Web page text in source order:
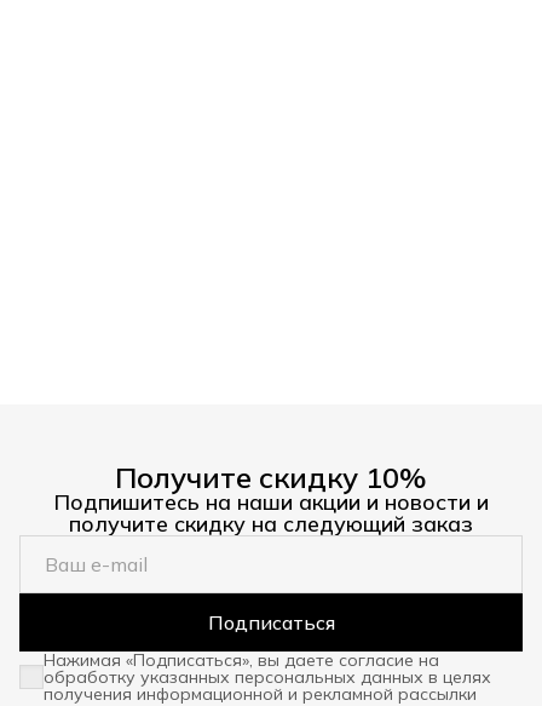
Получите скидку 10%
Подпишитесь на наши акции и новости и
получите скидку на следующий заказ
Подписаться
Нажимая «Подписаться», вы даете согласие на
обработку указанных персональных данных в целях
получения информационной и рекламной рассылки